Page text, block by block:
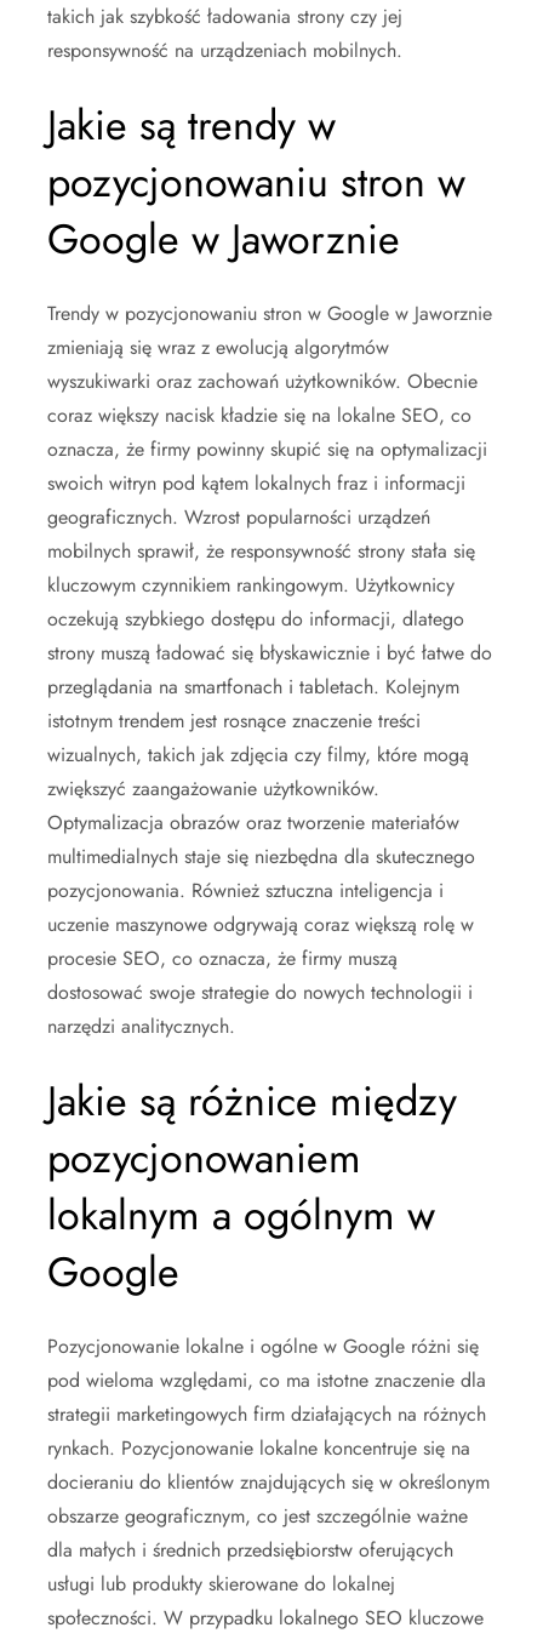
takich jak szybkość ładowania strony czy jej
responsywność na urządzeniach mobilnych.
Jakie są trendy w
pozycjonowaniu stron w
Google w Jaworznie
Trendy w pozycjonowaniu stron w Google w Jaworznie
zmieniają się wraz z ewolucją algorytmów
wyszukiwarki oraz zachowań użytkowników. Obecnie
coraz większy nacisk kładzie się na lokalne SEO, co
oznacza, że firmy powinny skupić się na optymalizacji
swoich witryn pod kątem lokalnych fraz i informacji
geograficznych. Wzrost popularności urządzeń
mobilnych sprawił, że responsywność strony stała się
kluczowym czynnikiem rankingowym. Użytkownicy
oczekują szybkiego dostępu do informacji, dlatego
strony muszą ładować się błyskawicznie i być łatwe do
przeglądania na smartfonach i tabletach. Kolejnym
istotnym trendem jest rosnące znaczenie treści
wizualnych, takich jak zdjęcia czy filmy, które mogą
zwiększyć zaangażowanie użytkowników.
Optymalizacja obrazów oraz tworzenie materiałów
multimedialnych staje się niezbędna dla skutecznego
pozycjonowania. Również sztuczna inteligencja i
uczenie maszynowe odgrywają coraz większą rolę w
procesie SEO, co oznacza, że firmy muszą
dostosować swoje strategie do nowych technologii i
narzędzi analitycznych.
Jakie są różnice między
pozycjonowaniem
lokalnym a ogólnym w
Google
Pozycjonowanie lokalne i ogólne w Google różni się
pod wieloma względami, co ma istotne znaczenie dla
strategii marketingowych firm działających na różnych
rynkach. Pozycjonowanie lokalne koncentruje się na
docieraniu do klientów znajdujących się w określonym
obszarze geograficznym, co jest szczególnie ważne
dla małych i średnich przedsiębiorstw oferujących
usługi lub produkty skierowane do lokalnej
społeczności. W przypadku lokalnego SEO kluczowe